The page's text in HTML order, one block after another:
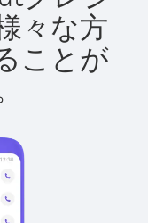
々な方
ことが